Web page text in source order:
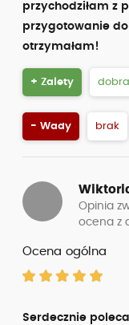
przychodziłam z
przygotowanie
otrzymałam!
+ Zalety
- Wady brak
Opinia
ocena z
Ocena ogólna
Serdecznie